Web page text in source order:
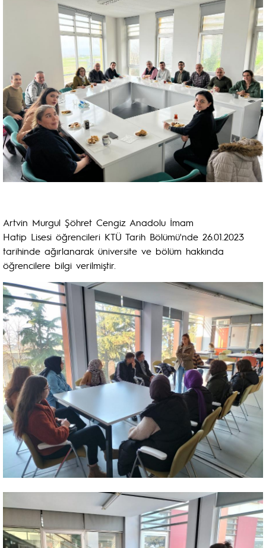
Artvin Murgul Şöhret Cengiz Anadolu İmam
Hatip Lisesi öğrencileri KTÜ Tarih Bölümü'nde 26.01.2023
tarihinde ağırlanarak üniversite ve bölüm hakkında
öğrencilere bilgi verilmiştir.